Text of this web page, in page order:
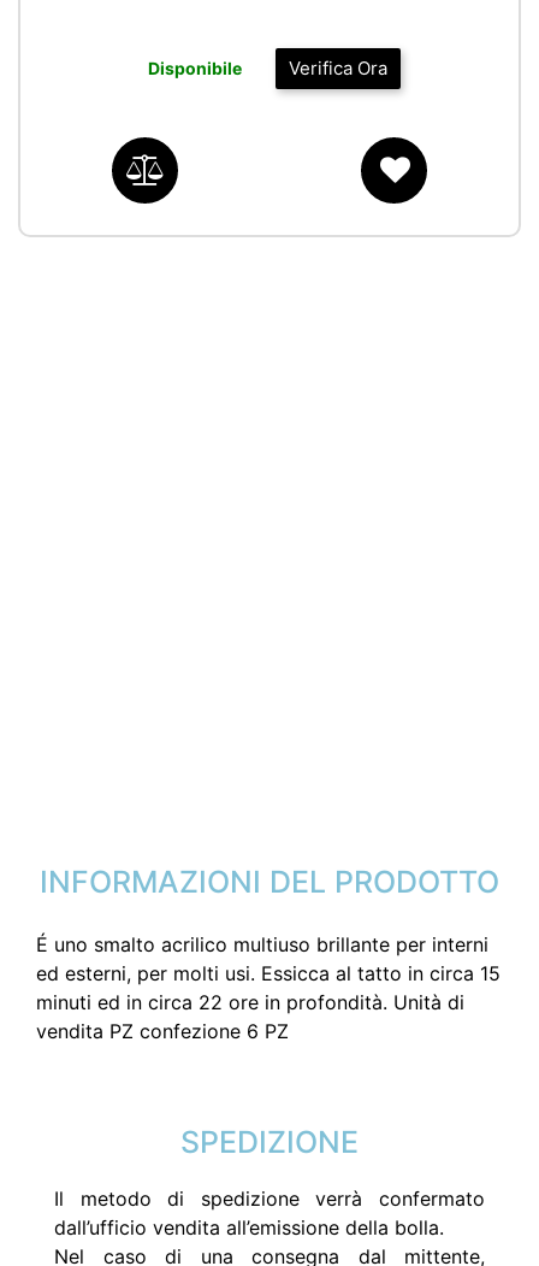
Verifica Ora
Disponibile
INFORMAZIONI DEL PRODOTTO
É uno smalto acrilico multiuso brillante per interni
ed esterni, per molti usi. Essicca al tatto in circa 15
minuti ed in circa 22 ore in profondità. Unità di
vendita PZ confezione 6 PZ
SPEDIZIONE
Il metodo di spedizione verrà confermato
dall’ufficio vendita all’emissione della bolla.
Nel caso di una consegna dal mittente,